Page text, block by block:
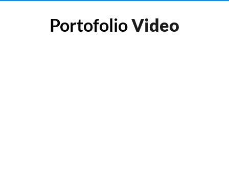
PortofolioVideo